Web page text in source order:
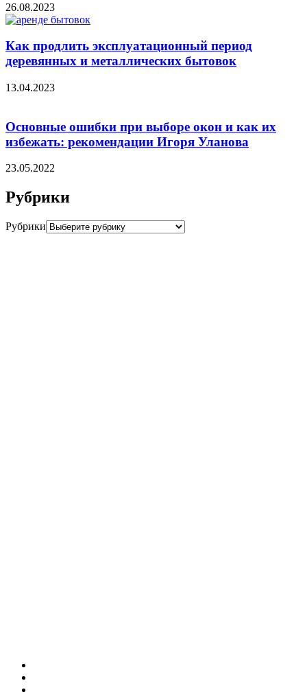
26.08.2023
Как продлить эксплуатационный период
деревянных и металлических бытовок
13.04.2023
Основные ошибки при выборе окон и как их
избежать: рекомендации Игоря Уланова
23.05.2022
Рубрики
Рубрики